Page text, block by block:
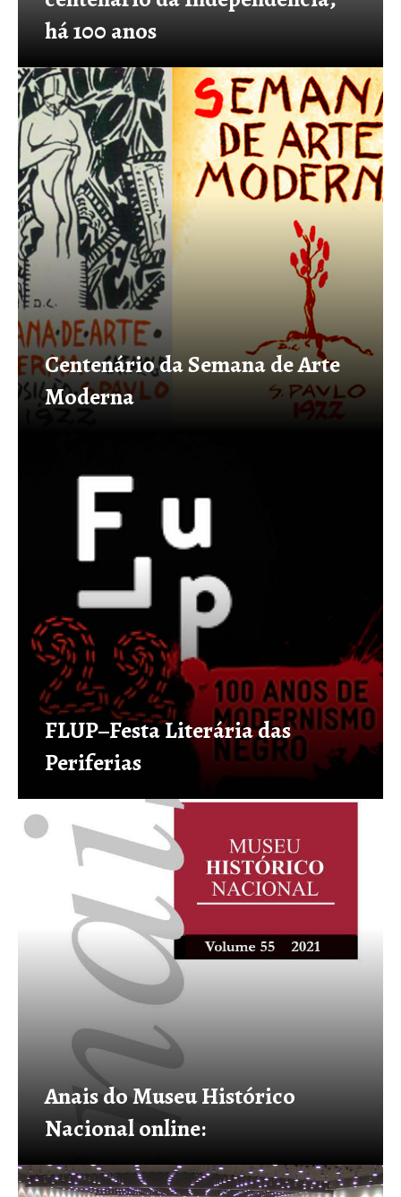
há 100 anos
Centenário da Semana de Arte
Moderna
FLUP–Festa Literária das
Periferias
Anais do Museu Histórico
Nacional online: